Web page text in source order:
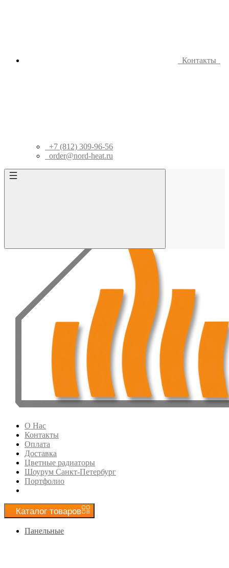
Контакты
+7 (812) 309-96-56
order@nord-heat.ru
О Нас
Контакты
Оплата
Доставка
Цветные радиаторы
Шоурум Санкт-Петербург
Портфолио
Каталог товаров
Панельные